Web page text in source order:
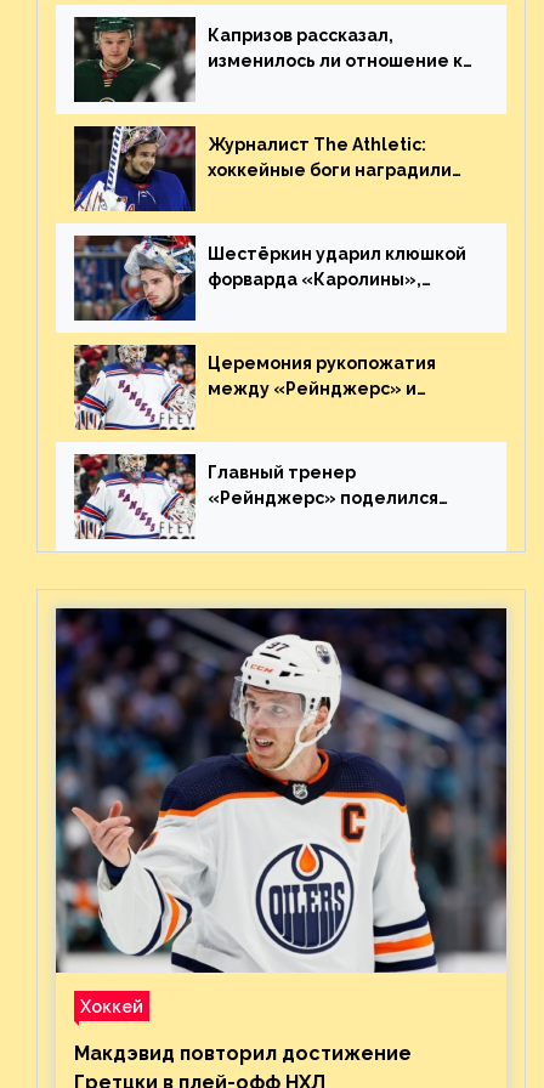
Капризов рассказал,
изменилось ли отношение к
Украине
Журналист The Athletic:
хоккейные боги наградили
великолепную игру
Шестёркин ударил клюшкой
форварда «Каролины»,
пятаке. Видео
Церемония рукопожатия
между «Рейнджерс» и
матча плей-офф. Видео
Главный тренер
«Рейнджерс» поделился
предстоящего финала
Хоккей
Макдэвид повторил достижение
Гретцки в плей-офф НХЛ